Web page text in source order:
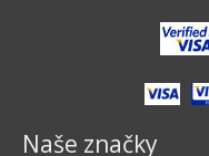
Naše značky